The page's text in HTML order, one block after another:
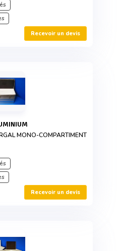
Recevoir un devis
MONO-COMPARTIMENT
Recevoir un devis